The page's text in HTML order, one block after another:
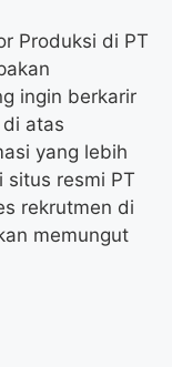
Produksi di PT
ingin berkarir
atas
yang lebih
situs resmi PT
rekrutmen di
memungut